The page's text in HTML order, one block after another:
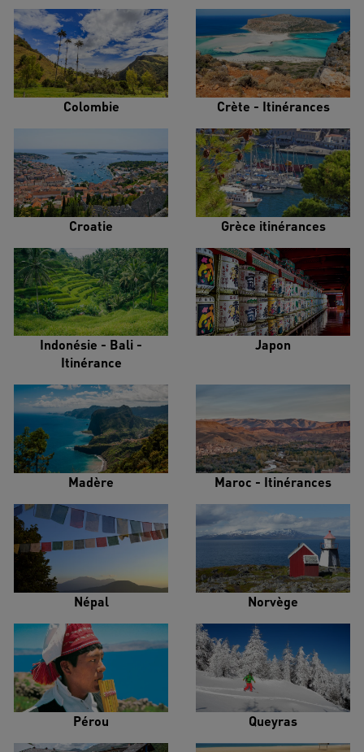
Colombie Crète - Itinérances
Croatie Grèce itinérances
Indonésie - Bali -
Itinérance
Japon
Madère Maroc - Itinérances
Népal Norvège
Pérou Queyras